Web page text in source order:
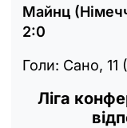
Майнц
2:0
Голи: Сано, 11
Ліга